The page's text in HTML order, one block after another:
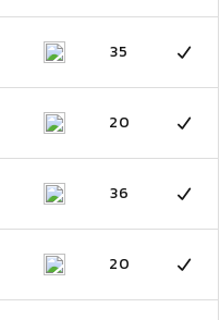
35
20
36
20